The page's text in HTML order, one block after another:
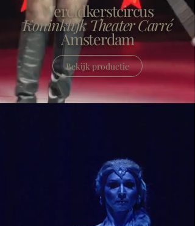
Wereldkerstcircus
Koninklijk Theater Carré
Amsterdam
Bekijk productie